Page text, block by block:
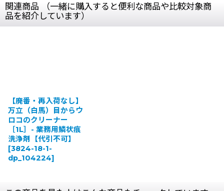
関連商品 （一緒に購入すると便利な商品や比較対象商
品を紹介しています）
【廃番・再入荷なし】
万立（白馬）目からウ
ロコのクリーナー
［1L］- 業務用鱗状痕
洗浄剤【代引不可】
[3824-18-1-
dp_104224]